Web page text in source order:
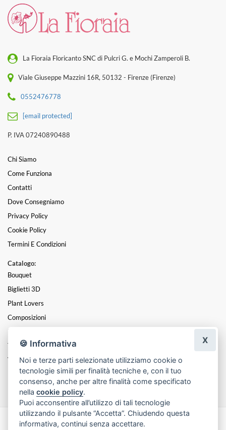
La Fioraia Floricanto SNC di Pulcri G. e Mochi Zamperoli B.
Viale Giuseppe Mazzini 16R, 50132 - Firenze (Firenze)
0552476778
[email protected]
P. IVA 07240890488
Chi Siamo
Come Funziona
Contatti
Dove Consegniamo
Privacy Policy
Cookie Policy
Termini E Condizioni
Catalogo:
Bouquet
Biglietti 3D
Plant Lovers
Composizioni
Rosa Rosae
Timeless
Viva Viva Le Coroncine!!!
Funebre
Made with byInfoser.it- Realizzazione Siti ecommerce per Fioristi
🍪 Informativa
Noi e terze parti selezionate utilizziamo cookie o
tecnologie simili per finalità tecniche e, con il tuo
consenso, anche per altre finalità come specificato
nellacookie policy.
Puoi acconsentire all’utilizzo di tali tecnologie
utilizzando il pulsante “Accetta”. Chiudendo questa
informativa, continui senza accettare.
X